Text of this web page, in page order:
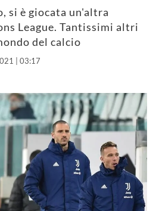
si è giocata un'altra
League. Tantissimi altri
del calcio
| 03:17